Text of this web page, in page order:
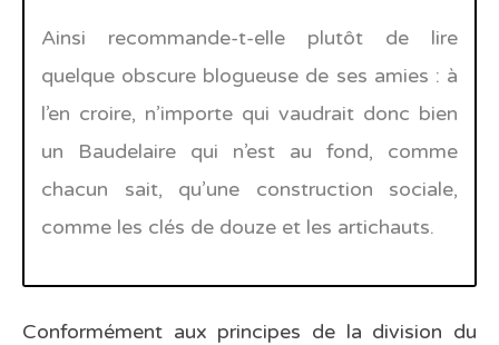
Ainsi recommande-t-elle plutôt de lire
quelque obscure blogueuse de ses amies : à
l’en croire, n’importe qui vaudrait donc bien
un Baudelaire qui n’est au fond, comme
chacun sait, qu’une construction sociale,
comme les clés de douze et les artichauts.
Conformément aux principes de la division du